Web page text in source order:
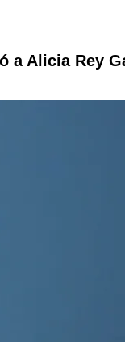
a Alicia Rey